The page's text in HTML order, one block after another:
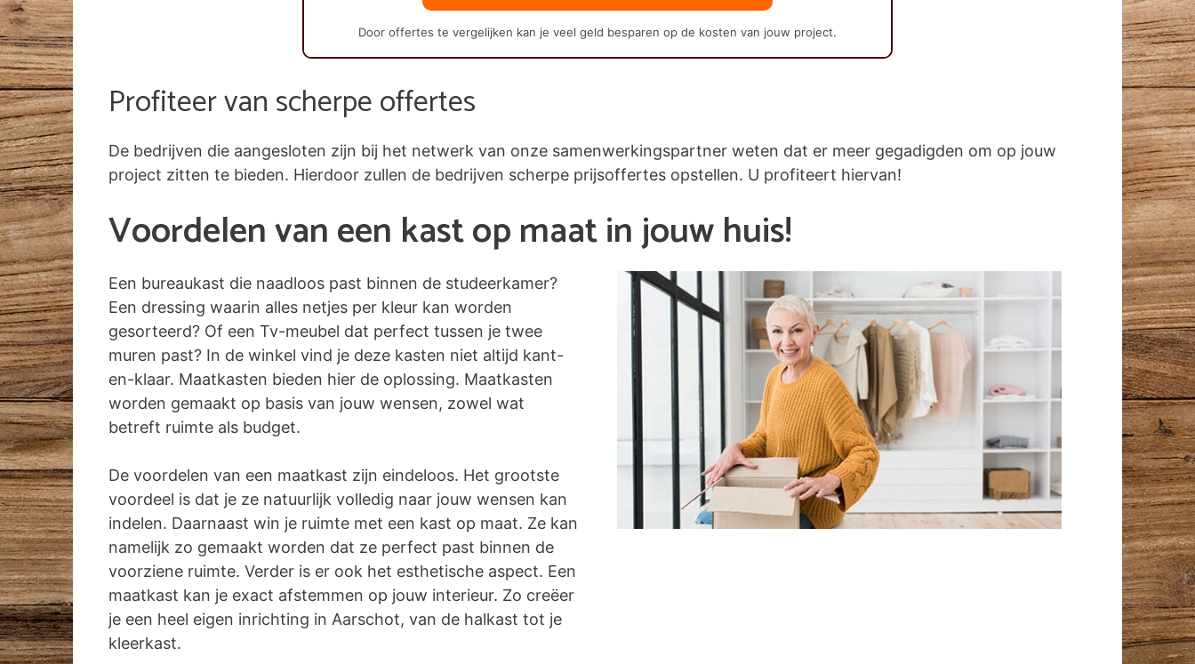
Door offertes te vergelijken kan je veel geld besparen op de kosten van jouw project.
Profiteer van scherpe offertes
De bedrijven die aangesloten zijn bij het netwerk van onze samenwerkingspartner weten dat er meer gegadigden om op jouw
project zitten te bieden. Hierdoor zullen de bedrijven scherpe prijsoffertes opstellen. U profiteert hiervan!
Voordelen van een kast op maat in jouw huis!
Een bureaukast die naadloos past binnen de studeerkamer?
Een dressing waarin alles netjes per kleur kan worden
gesorteerd? Of een Tv-meubel dat perfect tussen je twee
muren past? In de winkel vind je deze kasten niet altijd kant-
en-klaar. Maatkasten bieden hier de oplossing. Maatkasten
worden gemaakt op basis van jouw wensen, zowel wat
betreft ruimte als budget.
De voordelen van een maatkast zijn eindeloos. Het grootste
voordeel is dat je ze natuurlijk volledig naar jouw wensen kan
indelen. Daarnaast win je ruimte met een kast op maat. Ze kan
namelijk zo gemaakt worden dat ze perfect past binnen de
voorziene ruimte. Verder is er ook het esthetische aspect. Een
maatkast kan je exact afstemmen op jouw interieur. Zo creëer
je een heel eigen inrichting in Aarschot, van de halkast tot je
kleerkast.